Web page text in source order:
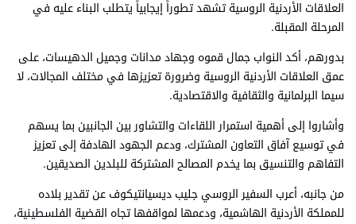
العلاقات الأردنية الروسية تشهد تطوراً إيجابياً يتطلب البناء عليه في
المرحلة المقبلة.
بدورهم، أكد النواب جمال قموه وجهاد مدانات وجميل الدهيسات، على
عمق العلاقات الأردنية الروسية وضرورة تعزيزها في مختلف المجالات، لا
سيما البرلمانية والثقافية والاقتصادية.
وأشاروا إلى أهمية استمرار اللقاءات والتشاور بين الجانبين بما يسهم
في توسيع آفاق التعاون المشترك، ودعم الجهود الهادفة إلى تعزيز
التفاهم والتنسيق بما يخدم المصالح المشتركة للبلدين الصديقين.
من جانبه، أعرب السفير الروسي جليب ديسيانتيكوف عن تقدير بلاده
للمملكة الأردنية الهاشمية، ودعمها لمواقفها تجاه القضية الفلسطينية،